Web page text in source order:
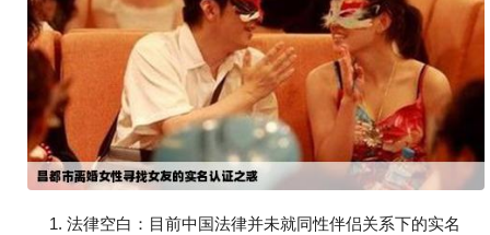
1. 法律空白：目前中国法律并未就同性伴侣关系下的实名